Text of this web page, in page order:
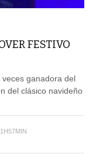
FESTIVO
veces ganadora del
del clásico navideño